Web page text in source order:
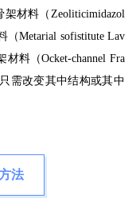
架材料（Zeoliticimidazol
（Metarial sofistitute Lav
料（Ocket-channel Fra
需改变其中结构或其中
法